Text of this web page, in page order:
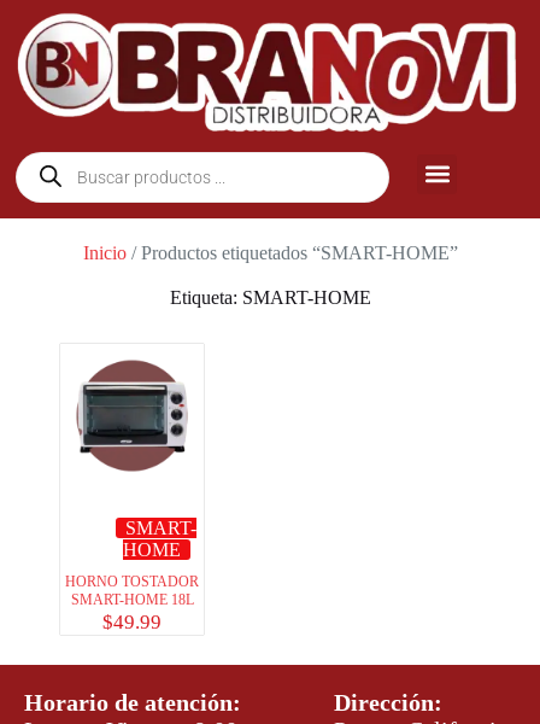
Inicio/ Productos etiquetados “SMART-HOME”
Etiqueta: SMART-HOME
SMART-
HOME
HORNO TOSTADOR
SMART-HOME 18L
$49.99
Horario de atención:
Dirección: